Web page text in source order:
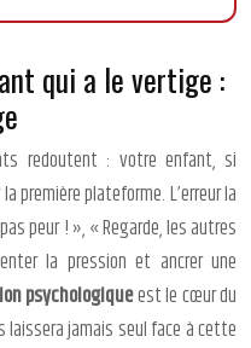
qui a le vertige :
redoutent : votre enfant, si
première plateforme. L’erreur la
peur ! », « Regarde, les autres
la pression et ancrer une
psychologiqueest le cœur du
laissera jamais seul face à cette